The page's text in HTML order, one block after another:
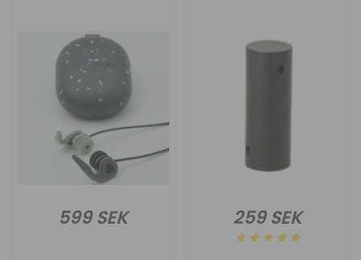
599 SEK 259 SEK